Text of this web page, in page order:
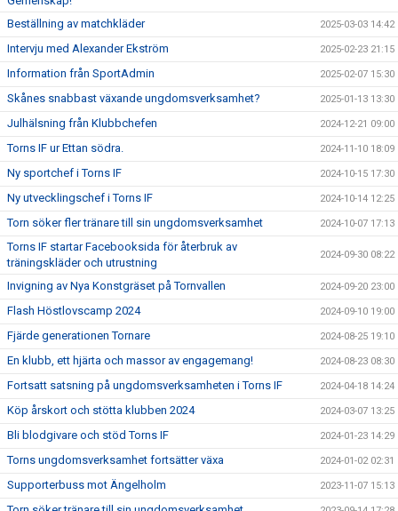
Beställning av matchkläder
2025-03-03 14:42
Intervju med Alexander Ekström 2025-02-23 21:15
Information från SportAdmin 2025-02-07 15:30
Skånes snabbast växande ungdomsverksamhet? 2025-01-13 13:30
Julhälsning från Klubbchefen 2024-12-21 09:00
Torns IF ur Ettan södra. 2024-11-10 18:09
Ny sportchef i Torns IF 2024-10-15 17:30
Ny utvecklingschef i Torns IF 2024-10-14 12:25
Torn söker fler tränare till sin ungdomsverksamhet 2024-10-07 17:13
Torns IF startar Facebooksida för återbruk av
träningskläder och utrustning
2024-09-30 08:22
Invigning av Nya Konstgräset på Tornvallen 2024-09-20 23:00
Flash Höstlovscamp 2024 2024-09-10 19:00
Fjärde generationen Tornare 2024-08-25 19:10
En klubb, ett hjärta och massor av engagemang! 2024-08-23 08:30
Fortsatt satsning på ungdomsverksamheten i Torns IF 2024-04-18 14:24
Köp årskort och stötta klubben 2024 2024-03-07 13:25
Bli blodgivare och stöd Torns IF 2024-01-23 14:29
Torns ungdomsverksamhet fortsätter växa 2024-01-02 02:31
Supporterbuss mot Ängelholm 2023-11-07 15:13